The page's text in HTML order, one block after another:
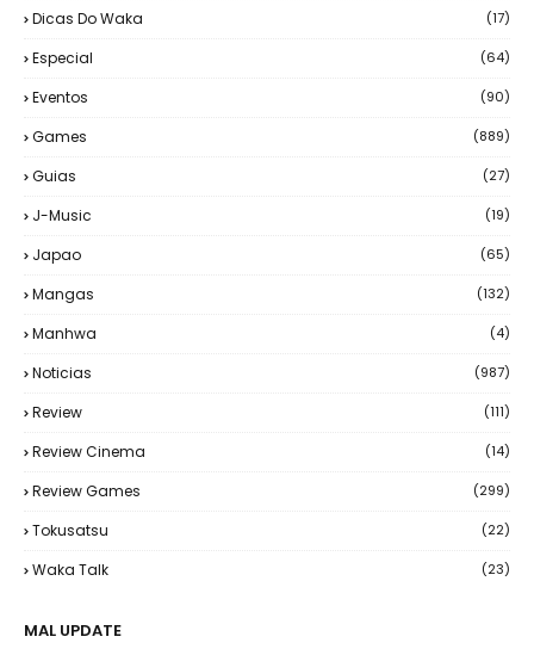
Dicas Do Waka (17)
Especial (64)
Eventos (90)
Games (889)
Guias (27)
J-Music (19)
Japao (65)
Mangas (132)
Manhwa (4)
Noticias (987)
Review (111)
Review Cinema (14)
Review Games (299)
Tokusatsu (22)
Waka Talk (23)
MAL UPDATE